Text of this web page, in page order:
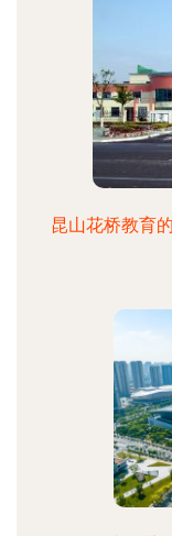
昆山花桥教育